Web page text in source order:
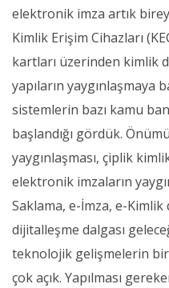
elektronik imza artık
Kimlik Erişim Cihazları
kartları üzerinden kimlik
yapıların yaygınlaşmaya
sistemlerin bazı kamu
başlandığı gördük.
yaygınlaşması, çiplik
elektronik imzaların
Saklama, e-İmza, e-
dijitalleşme dalgası
teknolojik gelişmelerin
çok açık. Yapılması